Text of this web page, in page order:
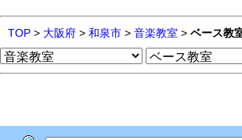
TOP > 大阪府 > 和泉市 > 音楽教室 > ベース教